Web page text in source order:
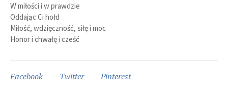
W miłości i w prawdzie
Oddając Ci hołd
Miłość, wdzięczność, siłę i moc
Honor i chwałę i cześć
Facebook Twitter Pinterest